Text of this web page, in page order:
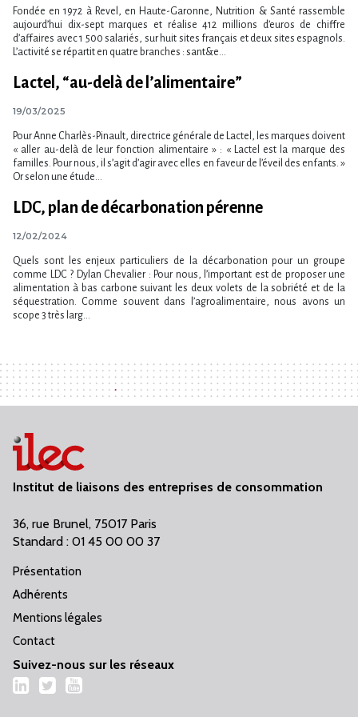
Fondée en 1972 à Revel, en Haute-Garonne, Nutrition & Santé rassemble
aujourd’hui dix-sept marques et réalise 412 millions d’euros de chiffre
d’affaires avec 1 500 salariés, sur huit sites français et deux sites espagnols.
L’activité se répartit en quatre branches : sant&e...
Lactel, “au-delà de l’alimentaire”
19/03/2025
Pour Anne Charlès-Pinault, directrice générale de Lactel, les marques doivent
« aller au-delà de leur fonction alimentaire » : « Lactel est la marque des
familles. Pour nous, il s’agit d’agir avec elles en faveur de l’éveil des enfants. »
Or selon une étude...
LDC, plan de décarbonation pérenne
12/02/2024
Quels sont les enjeux particuliers de la décarbonation pour un groupe
comme LDC ? Dylan Chevalier : Pour nous, l’important est de proposer une
alimentation à bas carbone suivant les deux volets de la sobriété et de la
séquestration. Comme souvent dans l’agroalimentaire, nous avons un
scope 3 très larg...
Institut de liaisons des entreprises de consommation
36, rue Brunel, 75017 Paris
Standard : 01 45 00 00 37
Présentation
Adhérents
Mentions légales
Contact
Suivez-nous sur les réseaux
LinkedIn
TwitterYouTube